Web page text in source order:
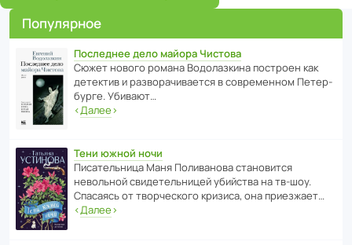
Популярное
Последнее дело майора Чистова
Сюжет нового романа Водо­ла­з­кина пост­роен как
дете­ктив и разво­ра­чи­ва­ется в совре­менном Пете­р­
бурге. Убивают…
‹Далее›
Тени южной ночи
Писа­тель­ница Маня Поли­ва­нова стано­вится
невольной свиде­тель­ницей убийства на тв-шоу.
Спасаясь от твор­че­с­кого кризиса, она приезжает…
‹Далее›